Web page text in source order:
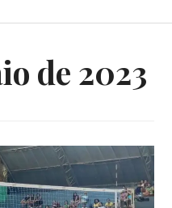
de 2023